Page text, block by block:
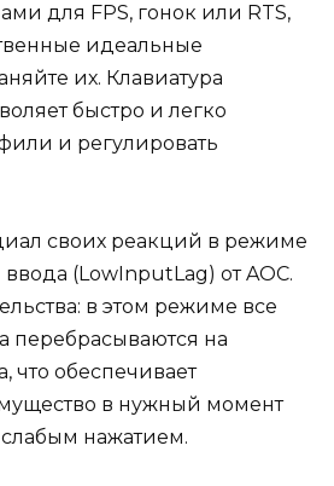
для FPS, гонок или RTS,
идеальные
их. Клавиатура
быстро и легко
и регулировать
своих реакций в режиме
(LowInputLag) от AOC.
в этом режиме все
перебрасываются на
что обеспечивает
в нужный момент
нажатием.